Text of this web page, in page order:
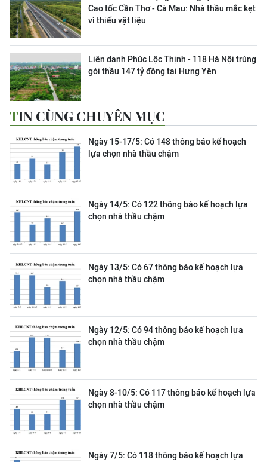
Cao tốc Cần Thơ - Cà Mau: Nhà thầu mắc kẹt
vì thiếu vật liệu
Liên danh Phúc Lộc Thịnh - 118 Hà Nội trúng
gói thầu 147 tỷ đồng tại Hưng Yên
TIN CÙNG CHUYÊN MỤC
Ngày 15-17/5: Có 148 thông báo kế hoạch
lựa chọn nhà thầu chậm
Ngày 14/5: Có 122 thông báo kế hoạch lựa
chọn nhà thầu chậm
Ngày 13/5: Có 67 thông báo kế hoạch lựa
chọn nhà thầu chậm
Ngày 12/5: Có 94 thông báo kế hoạch lựa
chọn nhà thầu chậm
Ngày 8-10/5: Có 117 thông báo kế hoạch lựa
chọn nhà thầu chậm
Ngày 7/5: Có 118 thông báo kế hoạch lựa